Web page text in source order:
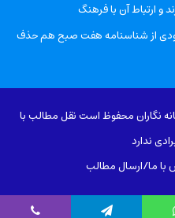
و ارتباط آن با فرهنگ
از شناسنامه هفت صبح هم حذف
نگاران محفوظ است نقل مطالب با
ندارد
با ما/ارسال مطالب